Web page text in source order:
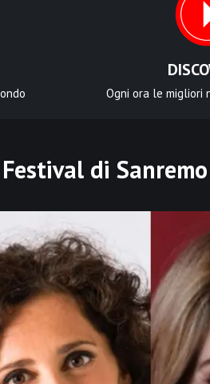
Ogni ora le migliori
Festival di Sanremo